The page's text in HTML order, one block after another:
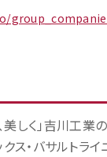
美しく」吉川工
クス・バサルト